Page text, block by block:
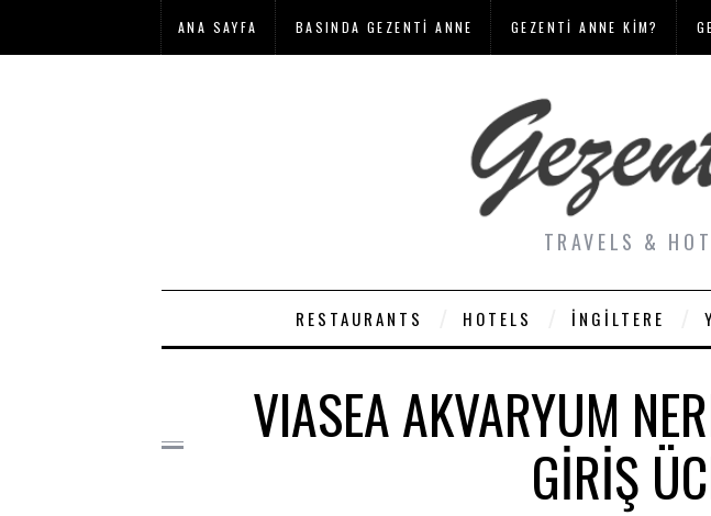
ANA SAYFA BASINDA GEZENTI ANNE GEZENTI ANNE KIM?
TRAVELS &
RESTAURANTS HOTELS İNGILTERE
VIASEA AKVARYUM
GIRIŞ